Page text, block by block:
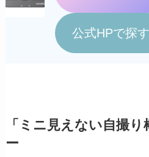
公式HPで探す
「ミニ見えない自撮
ー